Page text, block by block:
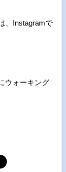
、Instagramで
ーキング